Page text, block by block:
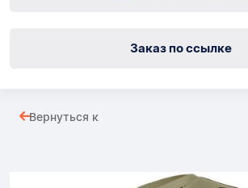
Заказ по ссылке
Вернуться к